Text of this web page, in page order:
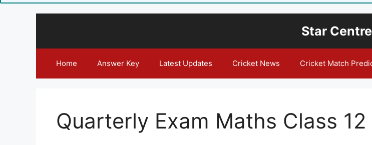
Star Centre
Home Answer Key Latest Updates Cricket News Cricket Match
Quarterly Exam Maths Class 12